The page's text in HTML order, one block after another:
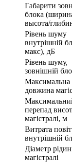
Габарити
блока
высота/
Рівень шуму
внутрішній
макс), дБ
Рівень шуму,
зовнішній
Максимальна
довжина
перепад
магістралі, м
Витрата
внутрішній
Діаметр
магістралі